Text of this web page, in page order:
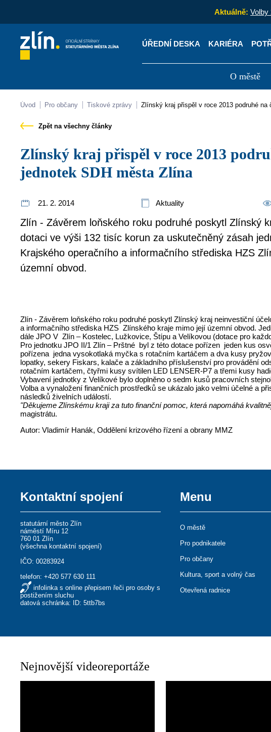
Aktuálně: Volby
ÚŘEDNÍ DESKA KARIÉRA
O městě
Kontakty Úřední deska
Úvod Pro občany Tiskové zprávy Zlínský kraj přispěl v roce 2013 podruhé
Zpět na všechny články
Zlínský kraj přispěl v roce 2013 podruhé na činnost
jednotek SDH města Zlína
21. 2. 2014 Aktuality
Zlín - Závěrem loňského roku podruhé poskytl Zlínský
dotaci ve výši 132 tisíc korun za uskutečněný zásah
Krajského operačního a informačního střediska HZS
územní obvod.
Zlín - Závěrem loňského roku podruhé poskytl Zlínský kraj neinvestiční
a informačního střediska HZS Zlínského kraje mimo její územní obvod.
dále JPO V Zlín – Kostelec, Lužkovice, Štípu a Velíkovou (dotace pro
Pro jednotku JPO II/1 Zlín – Prštné byl z této dotace pořízen jeden kus
pořízena jedna vysokotlaká myčka s rotačním kartáčem a dva kusy
lopatky, sekery Fiskars, kalače a základního příslušenství pro provádění
rotačním kartáčem, čtyřmi kusy svítilen LED LENSER-P7 a třemi kusy
Vybavení jednotky z Velíkové bylo doplněno o sedm kusů pracovních
Volba a vynaložení finančních prostředků se ukázalo jako velmi účelné a
následků živelních událostí.
"Děkujeme Zlínskému kraji za tuto finanční pomoc, která napomáhá
magistrátu.
Autor: Vladimír Hanák, Oddělení krizového řízení a obrany MMZ
Kontaktní spojení
statutární město Zlín
náměstí Míru 12
760 01 Zlín
(všechna kontaktní spojení)
IČO: 00283924
telefon:+420 577 630 111
infolinka s online přepisem řeči pro osoby s
postižením sluchu
datová schránka: ID: 5ttb7bs
Menu
O městě
Pro podnikatele
Pro občany
Kultura, sport a volný čas
Otevřená radnice
Nejnovější videoreportáže